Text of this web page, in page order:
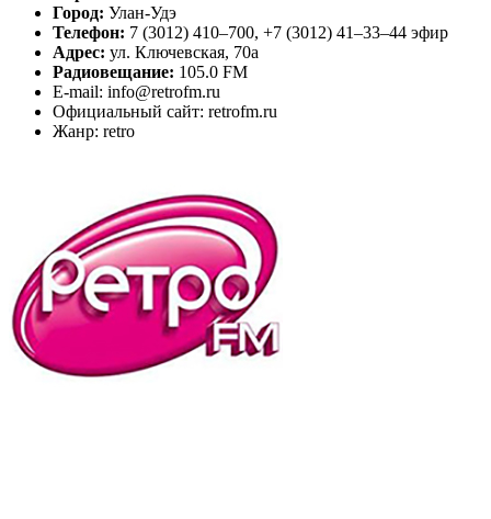
Город: Улан-Удэ
Телефон: 7 (3012) 410–700, +7 (3012) 41–33–44 эфир
Адрес: ул. Ключевская, 70а
Радиовещание: 105.0 FM
E-mail: info@retrofm.ru
Официальный сайт: retrofm.ru
Жанр: retro